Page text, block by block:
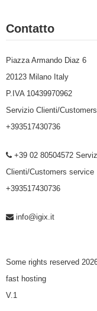
Contatto
Piazza Armando Diaz 6
20123 Milano Italy
P.IVA 10439970962
Servizio Clienti/
+393517430736
+39 02 80504572
Clienti/Customers service
+393517430736
info@igix.it
Some rights reserved
fast hosting
V.1